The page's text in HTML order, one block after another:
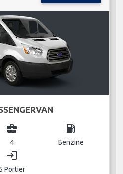
business_center
4
local_gas_station
Benzine
login
5 Portier